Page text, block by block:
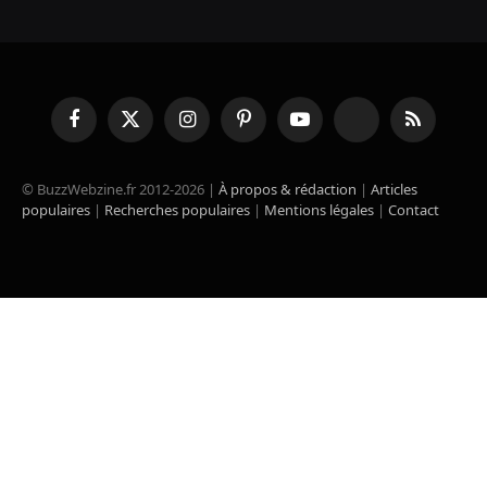
FacebookX
(Twitter)
InstagramPinterestYouTube TikTok RSS
© BuzzWebzine.fr 2012-2026 | À propos & rédaction | Articles
populaires | Recherches populaires | Mentions légales | Contact